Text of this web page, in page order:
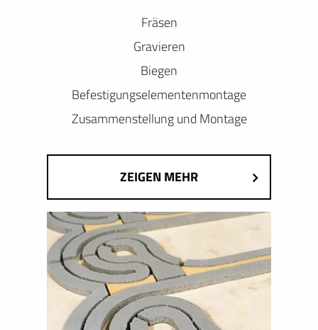
Fräsen
Gravieren
Biegen
Befestigungselementenmontage
Zusammenstellung und Montage
ZEIGEN MEHR